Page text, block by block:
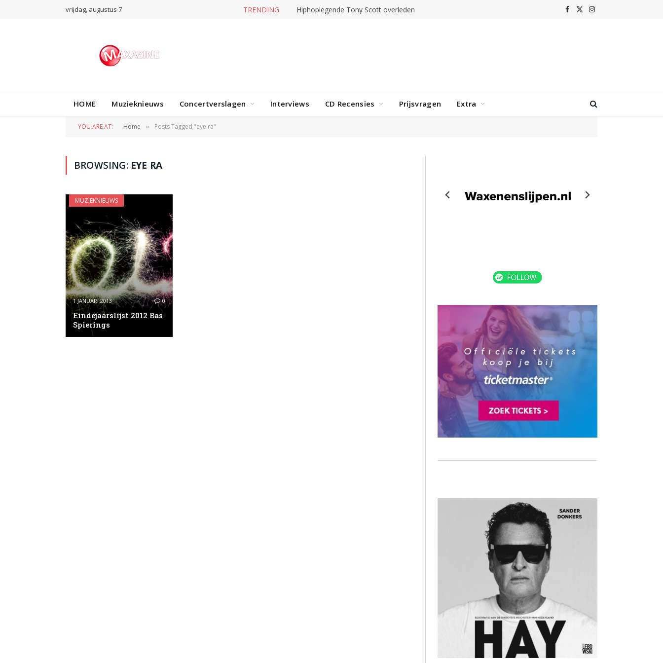
vrijdag, augustus 7 TRENDING Hiphoplegende Tony Scott overleden Facebook
X
Instagram
HOME Muzieknieuws Concertverslagen Interviews CD Recensies Prijsvragen Extra
YOU ARE AT: Home » Posts Tagged "eye ra"
BROWSING: EYE RA
MUZIEKNIEUWS
1 JANUARI 2013 0
Eindejaarslijst 2012 Bas
Spierings